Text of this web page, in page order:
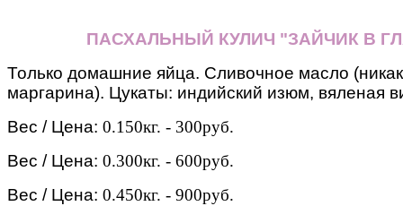
ПАСХАЛЬНЫЙ КУЛИЧ "ЗАЙЧИК В
Только домашние яйца. Сливочное масло
маргарина). Цукаты: индийский изюм, вяленая
Вес / Цена: 0.150кг. - 300руб.
Вес / Цена: 0.300кг. - 600руб.
Вес / Цена: 0.450кг. - 900руб.